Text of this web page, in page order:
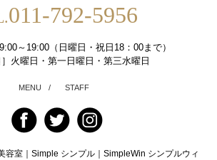
011-792-5956
～19:00（日曜日・祝日18：00まで）
］火曜日・第一日曜日・第三水曜日
MENU / STAFF
容室｜Simple シンプル｜SimpleWin シンプルウィ